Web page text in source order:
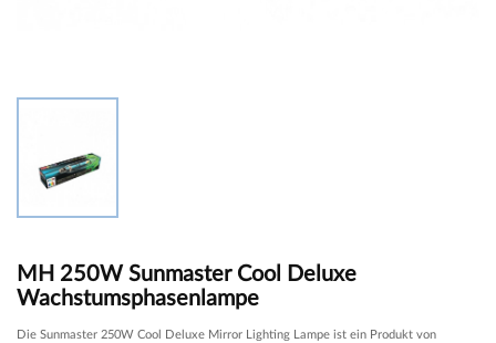
MH 250W Sunmaster Cool Deluxe
Wachstumsphasenlampe
Die Sunmaster 250W Cool Deluxe Mirror Lighting Lampe ist ein Produkt von